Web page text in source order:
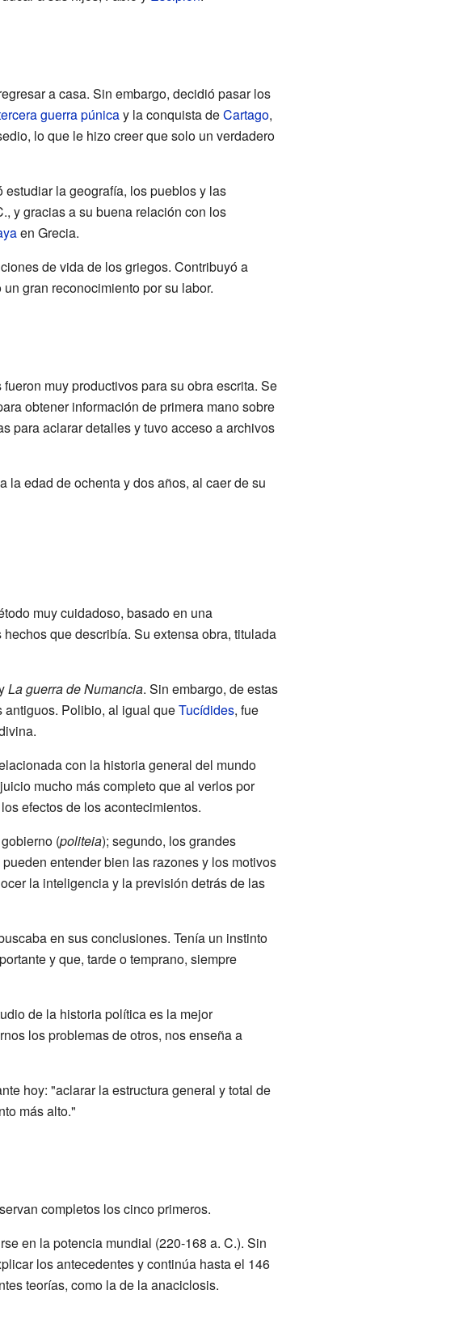
a casa. Sin embargo, decidió pasar los
guerra púnicay la conquista deCartago,
lo que le hizo creer que solo un verdadero
estudiar la geografía, los pueblos y las
y gracias a su buena relación con los
en Grecia.
de vida de los griegos. Contribuyó a
gran reconocimiento por su labor.
muy productivos para su obra escrita. Se
obtener información de primera mano sobre
para aclarar detalles y tuvo acceso a archivos
la edad de ochenta y dos años, al caer de su
muy cuidadoso, basado en una
que describía. Su extensa obra, titulada
La guerra de Numancia. Sin embargo, de estas
antiguos. Polibio, al igual queTucídides, fue
con la historia general del mundo
mucho más completo que al verlos por
efectos de los acontecimientos.
(politeia); segundo, los grandes
entender bien las razones y los motivos
la inteligencia y la previsión detrás de las
en sus conclusiones. Tenía un instinto
y que, tarde o temprano, siempre
de la historia política es la mejor
los problemas de otros, nos enseña a
hoy: "aclarar la estructura general y total de
más alto."
completos los cinco primeros.
en la potencia mundial (220-168 a. C.). Sin
los antecedentes y continúa hasta el 146
teorías, como la de la anaciclosis.